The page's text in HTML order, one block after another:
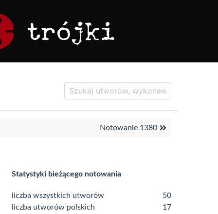
Notowanie 1380
Statystyki bieżącego notowania
liczba wszystkich utworów
50
liczba utworów polskich
17